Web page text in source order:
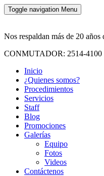
Toggle navigation Menu
Nos respaldan más de 20
CONMUTADOR: 2514-4100
Inicio
¿Quienes somos?
Procedimientos
Servicios
Staff
Blog
Promociones
Galerías
Equipo
Fotos
Videos
Contáctenos